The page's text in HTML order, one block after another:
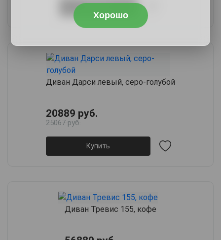
Диван Дарси левый, серо-голубой
20889 руб.
25067 руб.
Купить
Диван Тревис 155, кофе
Хорошо